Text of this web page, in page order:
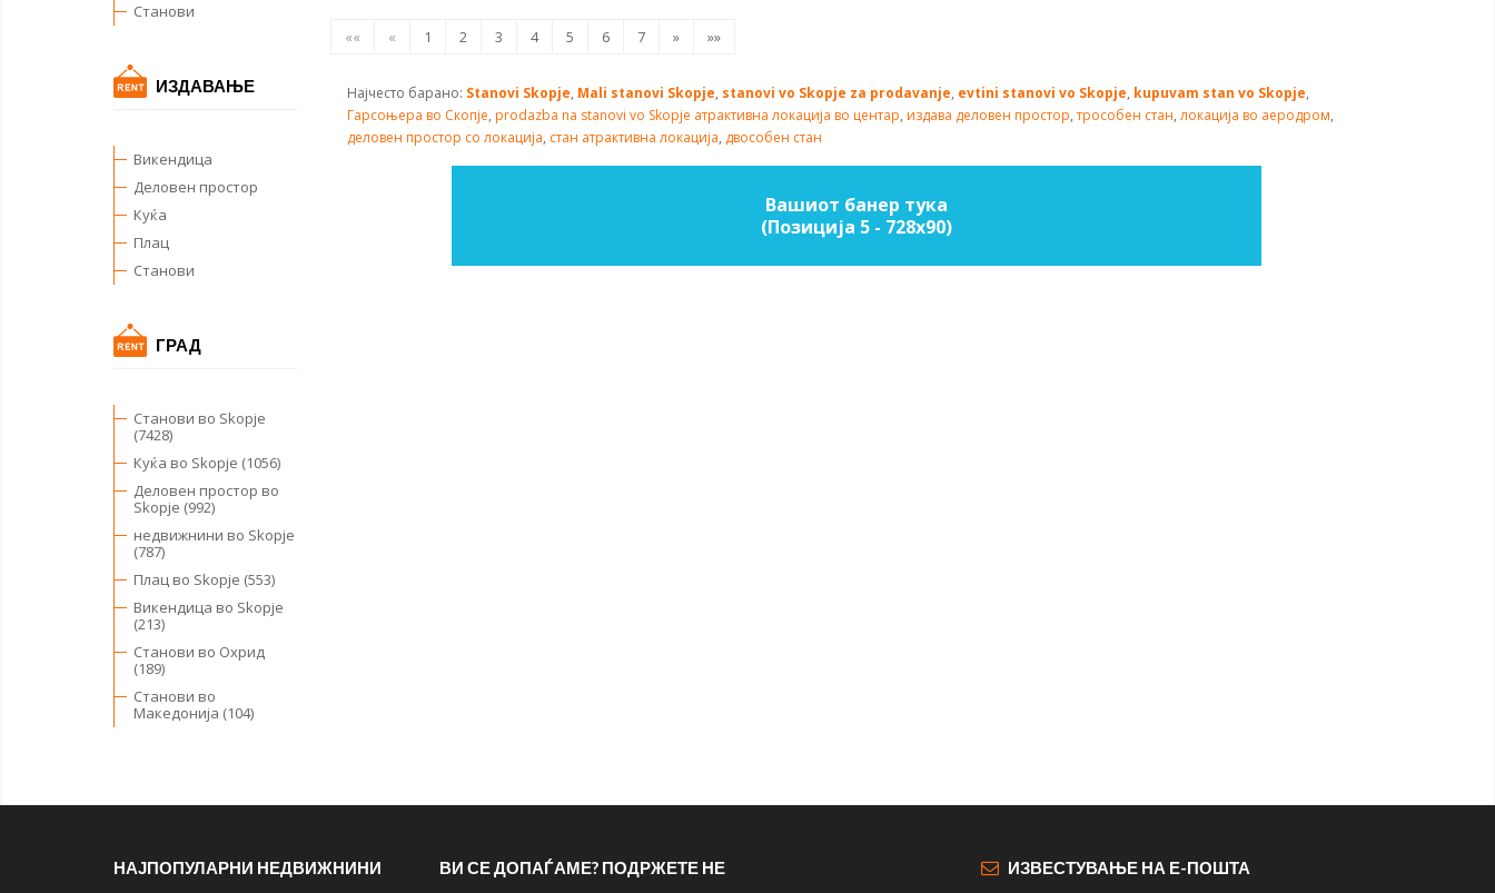
Станови
ИЗДАВАЊЕ
Викендица
Деловен простор
Куќа
Плац
Станови
ГРАД
Станови во Skopje
(7428)
Куќа во Skopje (1056)
Деловен простор во
Skopje (992)
недвижнини во Skopje
(787)
Плац во Skopje (553)
Викендица во Skopje
(213)
Станови во Охрид
(189)
Станови во
Македонија (104)
«« « 1 2 3 4 5 6 7 » »»
Најчесто барано: Stanovi Skopje, Mali stanovi Skopje, stanovi vo Skopje za prodavanje, evtini stanovi vo Skopje, kupuvam stan vo Skopje,
Гарсоњера во Скопје, prodazba na stanovi vo Skopje атрактивна локација во центар, издава деловен простор,трособен стан, локација во аеродром,
деловен простор со локација, стан атрактивна локација, двособен стан
Вашиот банер тука
(Позиција 5 - 728х90)
НАЈПОПУЛАРНИ НЕДВИЖНИНИ ВИ СЕ ДОПАЃАМЕ? ПОДРЖЕТЕ НЕ ИЗВЕСТУВАЊЕ НА Е-ПОШТА